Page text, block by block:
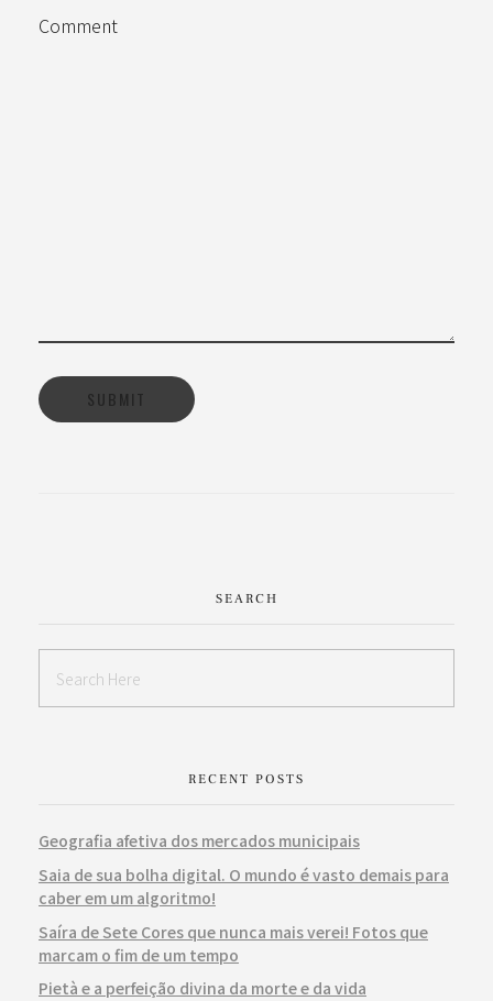
Comment
SEARCH
RECENT POSTS
Geografia afetiva dos mercados municipais
Saia de sua bolha digital. O mundo é vasto demais para
caber em um algoritmo!
Saíra de Sete Cores que nunca mais verei! Fotos que
marcam o fim de um tempo
Pietà e a perfeição divina da morte e da vida